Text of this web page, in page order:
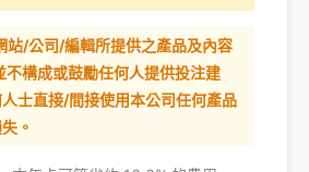
站/公司/編輯所提供之產品及內容
構成或鼓勵任何人提供投注建
士直接/間接使用本公司任何產品
。